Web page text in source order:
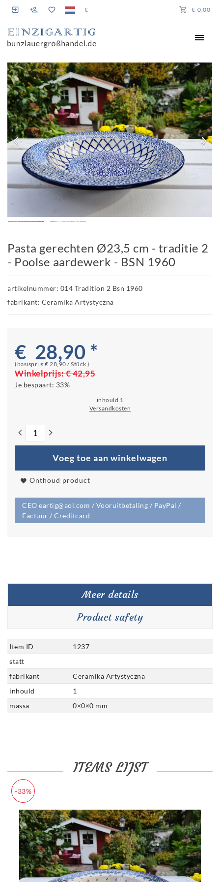
€ € 0,00
Pasta gerechten Ø23,5 cm - traditie 2
- Poolse aardewerk - BSN 1960
artikelnummer: 014 Tradition 2 Bsn 1960
fabrikant: Ceramika Artystyczna
€ 28,90 *
(basisprijs € 28,90 / Stück )
Winkelprijs:€ 42,95
Je bespaart: 33%
inhould 1
Versandkosten
Voeg toe aan winkelwagen
Onthoud product
CEO eartig@aol.com / Vooruitbetaling / PayPal /
Factuur / Creditcard
Meer details
Product safety
Item ID
1237
statt
fabrikant
Ceramika Artystyczna
inhould
1
massa
0×0×0 mm
ITEMS LIJST
-33%